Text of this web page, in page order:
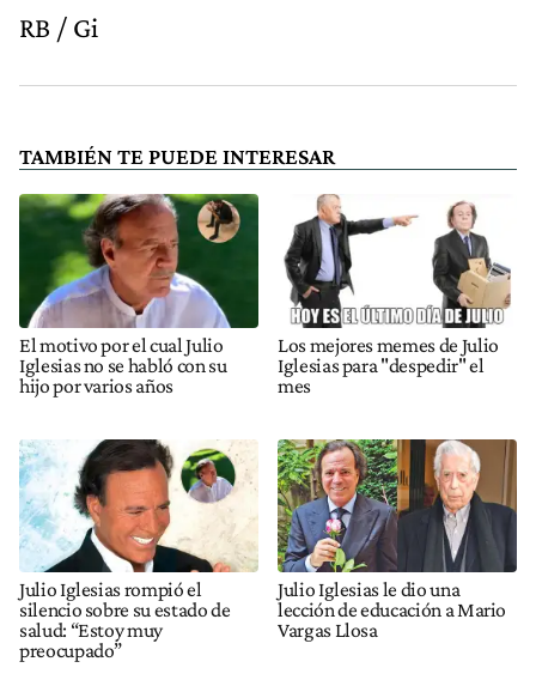
RB / Gi
TAMBIÉN TE PUEDE INTERESAR
El motivo por el cual Julio
Iglesias no se habló con su
hijo por varios años
Los mejores memes de Julio
Iglesias para "despedir" el
mes
Julio Iglesias rompió el
silencio sobre su estado de
salud: “Estoy muy
preocupado”
Julio Iglesias le dio una
lección de educación a Mario
Vargas Llosa